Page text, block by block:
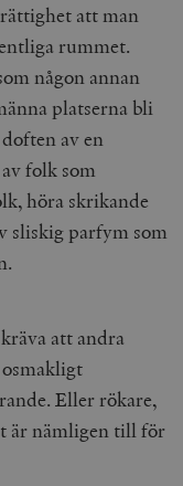
att man
rummet.
någon annan
platserna bli
av en
folk som
höra skrikande
sliskig parfym som
att andra
Eller rökare,
är nämligen till för